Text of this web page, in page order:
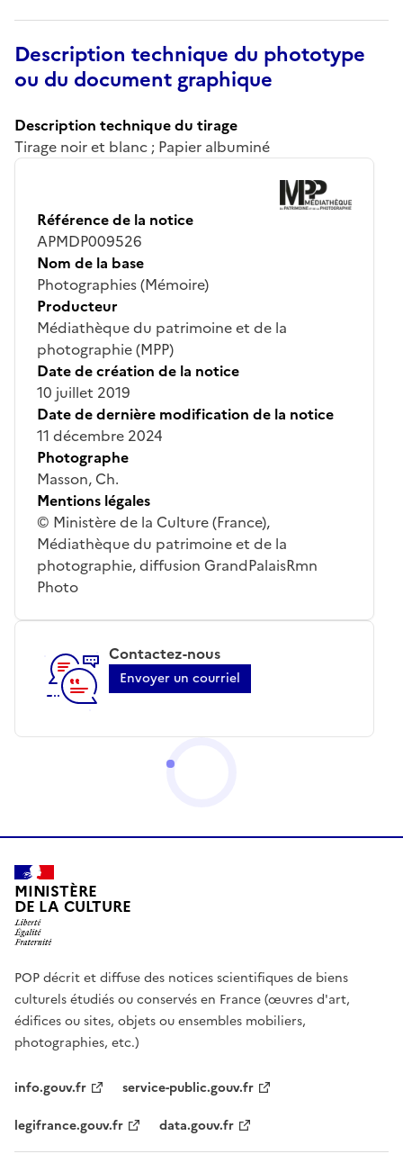
Description technique du phototype
ou du document graphique
Description technique du tirage
Tirage noir et blanc ; Papier albuminé
Référence de la notice
APMDP009526
Nom de la base
Photographies (Mémoire)
Producteur
Médiathèque du patrimoine et de la
photographie (MPP)
Date de création de la notice
10 juillet 2019
Date de dernière modification de la notice
11 décembre 2024
Photographe
Masson, Ch.
Mentions légales
© Ministère de la Culture (France),
Médiathèque du patrimoine et de la
photographie, diffusion GrandPalaisRmn
Photo
Contactez-nous
Envoyer un courriel
MINISTÈRE
DE LA CULTURE
POP décrit et diffuse des notices scientifiques de biens
culturels étudiés ou conservés en France (œuvres d'art,
édifices ou sites, objets ou ensembles mobiliers,
photographies, etc.)
info.gouv.fr
service-public.gouv.fr
legifrance.gouv.fr
data.gouv.fr